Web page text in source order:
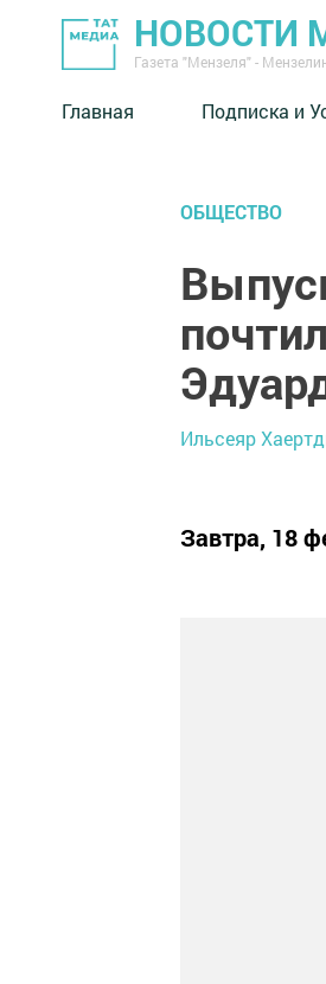
НОВОСТИ
Газета "Мензеля" -
Главная Подписка и
ОБЩЕСТВО
Ильсеяр
Завтра, 18